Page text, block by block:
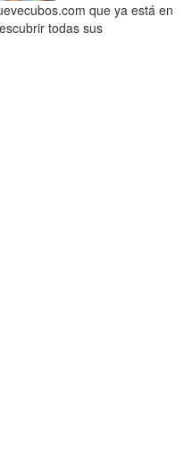
que ya está en
todas sus